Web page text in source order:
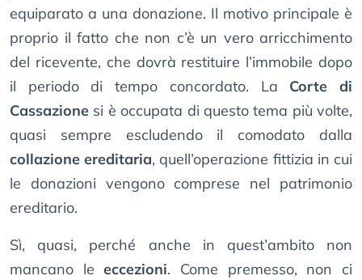
equiparato a una donazione. Il motivo principale è
proprio il fatto che non c’è un vero arricchimento
del ricevente, che dovrà restituire l’immobile dopo
il periodo di tempo concordato. La Corte di
Cassazione si è occupata di questo tema più volte,
quasi sempre escludendo il comodato dalla
collazione ereditaria, quell’operazione fittizia in cui
le donazioni vengono comprese nel patrimonio
ereditario.
Sì, quasi, perché anche in quest’ambito non
mancano leeccezioni. Come premesso, non ci